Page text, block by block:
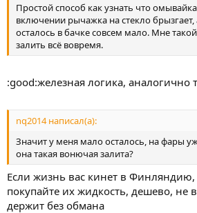
Простой способ как узнать что
включении рычажка на стекло брызгает,
осталось в бачке совсем мало. Мне
залить всё вовремя.
:good:железная логика, аналогично
nq2014 написал(а):
Значит у меня мало осталось, на фары
она такая вонючая залита?
Если жизнь вас кинет в Финляндию,
покупайте их жидкость, дешево, не
держит без обмана